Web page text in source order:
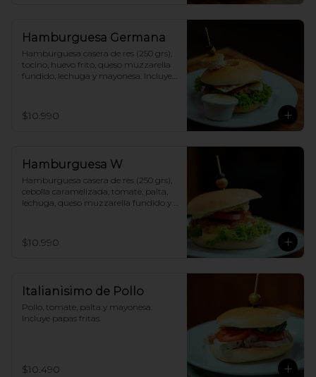
Hamburguesa Germana
Hamburguesa casera de res (250 grs),
tocino, huevo frito, queso muzzarella
fundido, lechuga y mayonesa. Incluye
$10.990
Hamburguesa W
Hamburguesa casera de res (250 grs),
cebolla caramelizada, tomate, palta,
lechuga, queso muzzarella fundido y
$10.990
Italianisimo de Pollo
Pollo, tomate, palta y mayonesa.
Incluye papas fritas.
$10.490